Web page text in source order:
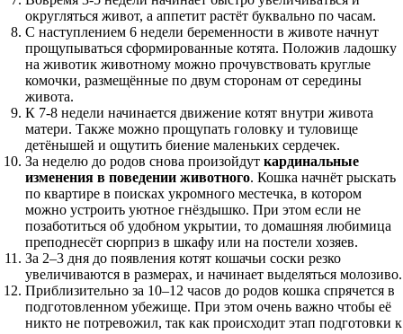
округляться живот, а аппетит растёт буквально по часам.
С наступлением 6 недели беременности в животе начнут
прощупываться сформированные котята. Положив ладошку
на животик животному можно прочувствовать круглые
комочки, размещённые по двум сторонам от середины
живота.
К 7-8 недели начинается движение котят внутри живота
матери. Также можно прощупать головку и туловище
детёнышей и ощутить биение маленьких сердечек.
За неделю до родов снова произойдут кардинальные
изменения в поведении животного. Кошка начнёт рыскать
по квартире в поисках укромного местечка, в котором
можно устроить уютное гнёздышко. При этом если не
позаботиться об удобном укрытии, то домашняя любимица
преподнесёт сюрприз в шкафу или на постели хозяев.
За 2–3 дня до появления котят кошачьи соски резко
увеличиваются в размерах, и начинает выделяться молозиво.
Приблизительно за 10–12 часов до родов кошка спрячется в
подготовленном убежище. При этом очень важно чтобы её
никто не потревожил, так как происходит этап подготовки к